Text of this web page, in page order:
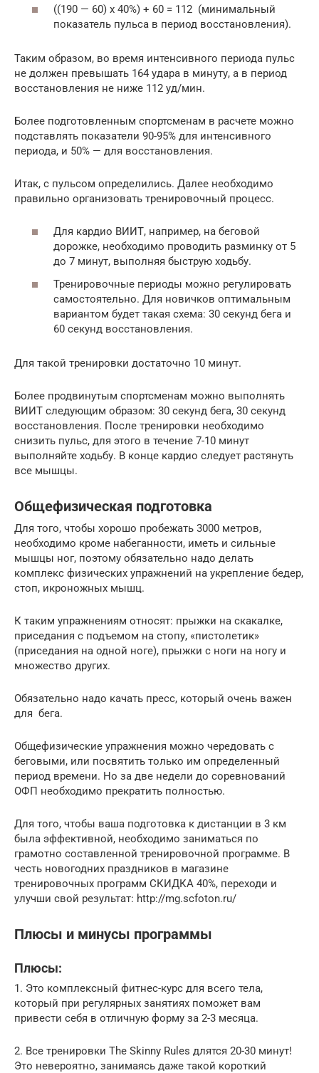
((190 — 60) х 40%) + 60 = 112 (минимальный
показатель пульса в период восстановления).
Таким образом, во время интенсивного периода пульс
не должен превышать 164 удара в минуту, а в период
восстановления не ниже 112 уд/мин.
Более подготовленным спортсменам в расчете можно
подставлять показатели 90-95% для интенсивного
периода, и 50% — для восстановления.
Итак, с пульсом определились. Далее необходимо
правильно организовать тренировочный процесс.
Для кардио ВИИТ, например, на беговой
дорожке, необходимо проводить разминку от 5
до 7 минут, выполняя быструю ходьбу.
Тренировочные периоды можно регулировать
самостоятельно. Для новичков оптимальным
вариантом будет такая схема: 30 секунд бега и
60 секунд восстановления.
Для такой тренировки достаточно 10 минут.
Более продвинутым спортсменам можно выполнять
ВИИТ следующим образом: 30 секунд бега, 30 секунд
восстановления. После тренировки необходимо
снизить пульс, для этого в течение 7-10 минут
выполняйте ходьбу. В конце кардио следует растянуть
все мышцы.
Общефизическая подготовка
Для того, чтобы хорошо пробежать 3000 метров,
необходимо кроме набеганности, иметь и сильные
мышцы ног, поэтому обязательно надо делать
комплекс физических упражнений на укрепление бедер,
стоп, икроножных мышц.
К таким упражнениям относят: прыжки на скакалке,
приседания с подъемом на стопу, «пистолетик»
(приседания на одной ноге), прыжки с ноги на ногу и
множество других.
Обязательно надо качать пресс, который очень важен
для бега.
Общефизические упражнения можно чередовать с
беговыми, или посвятить только им определенный
период времени. Но за две недели до соревнований
ОФП необходимо прекратить полностью.
Для того, чтобы ваша подготовка к дистанции в 3 км
была эффективной, необходимо заниматься по
грамотно составленной тренировочной программе. В
честь новогодних праздников в магазине
тренировочных программ СКИДКА 40%, переходи и
улучши свой результат: http://mg.scfoton.ru/
Плюсы и минусы программы
Плюсы:
1. Это комплексный фитнес-курс для всего тела,
который при регулярных занятиях поможет вам
привести себя в отличную форму за 2-3 месяца.
2. Все тренировки The Skinny Rules длятся 20-30 минут!
Это невероятно, занимаясь даже такой короткий